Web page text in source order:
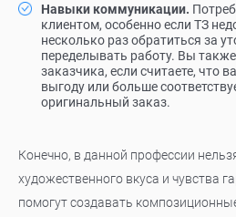
Навыки коммуникации.
клиентом, особенно если ТЗ
несколько раз обратиться за
переделывать работу. Вы
заказчика, если считаете, что
выгоду или больше
оригинальный заказ.
Конечно, в данной профессии
художественного вкуса и чувства
помогут создавать